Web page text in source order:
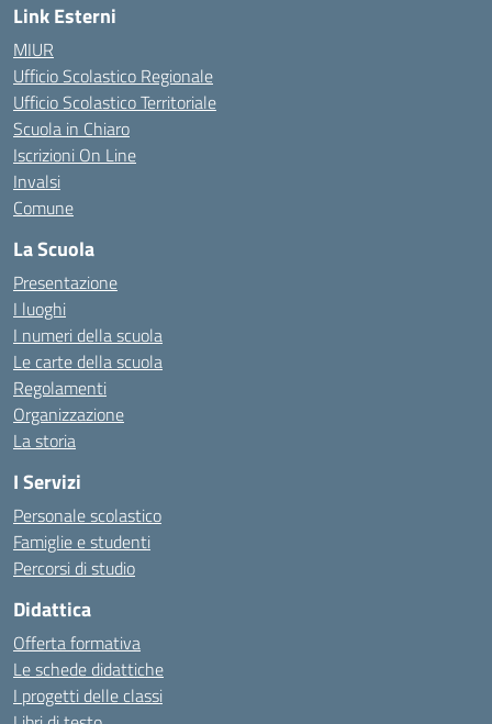
Link Esterni
MIUR
Ufficio Scolastico Regionale
Ufficio Scolastico Territoriale
Scuola in Chiaro
Iscrizioni On Line
Invalsi
Comune
La Scuola
Presentazione
I luoghi
I numeri della scuola
Le carte della scuola
Regolamenti
Organizzazione
La storia
I Servizi
Personale scolastico
Famiglie e studenti
Percorsi di studio
Didattica
Offerta formativa
Le schede didattiche
I progetti delle classi